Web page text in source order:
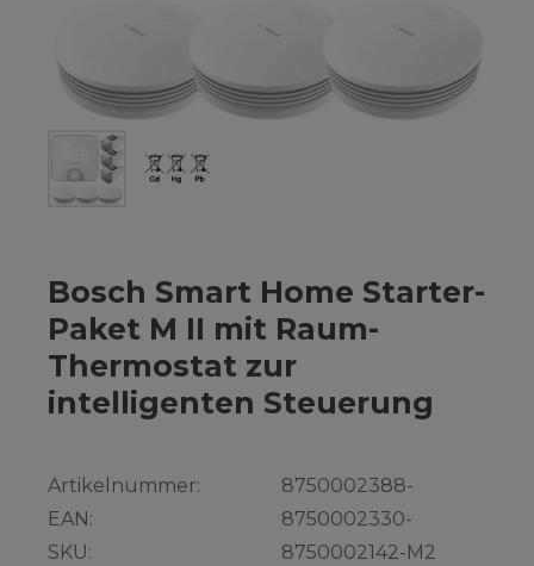
Bosch Smart Home Starter-
Paket M II mit Raum-
Thermostat zur
intelligenten Steuerung
Artikelnummer:
EAN:
SKU:
8750002388-
8750002330-
8750002142-M2